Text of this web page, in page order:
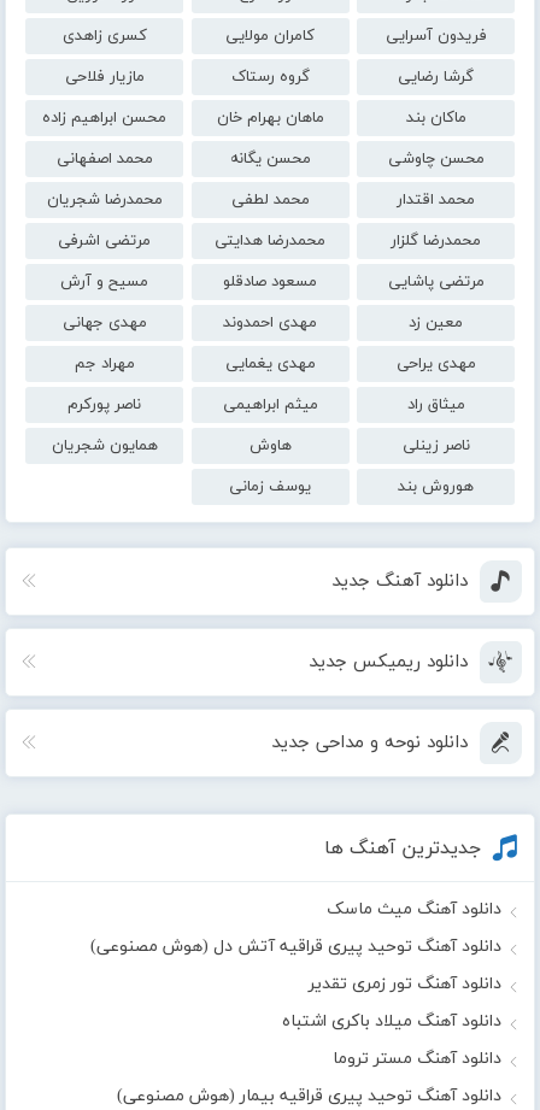
فریدون آسرایی
کامران مولایی
کسری زاهدی
گرشا رضایی
گروه رستاک
مازیار فلاحی
ماکان بند
ماهان بهرام خان
محسن ابراهیم زاده
محسن چاوشی
محسن یگانه
محمد اصفهانی
محمد اقتدار
محمد لطفی
محمدرضا شجریان
محمدرضا گلزار
محمدرضا هدایتی
مرتضی اشرفی
مرتضی پاشایی
مسعود صادقلو
مسیح و آرش
معین زد
مهدی احمدوند
مهدی جهانی
مهدی یراحی
مهدی یغمایی
مهراد جم
میثاق راد
میثم ابراهیمی
ناصر پورکرم
ناصر زینلی
هاوش
همایون شجریان
هوروش بند
یوسف زمانی
دانلود آهنگ جدید
دانلود ریمیکس جدید
دانلود نوحه و مداحی جدید
جدیدترین آهنگ ها
دانلود آهنگ میث ماسک
دانلود آهنگ توحید پیری قراقیه آتش دل (هوش مصنوعی)
دانلود آهنگ تور زمری تقدیر
دانلود آهنگ میلاد باکری اشتباه
دانلود آهنگ مستر تروما
دانلود آهنگ توحید پیری قراقیه بیمار (هوش مصنوعی)